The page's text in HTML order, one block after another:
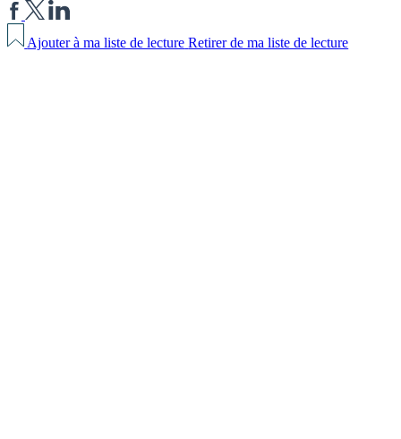
Ajouter à ma liste de lecture Retirer de ma liste de lecture